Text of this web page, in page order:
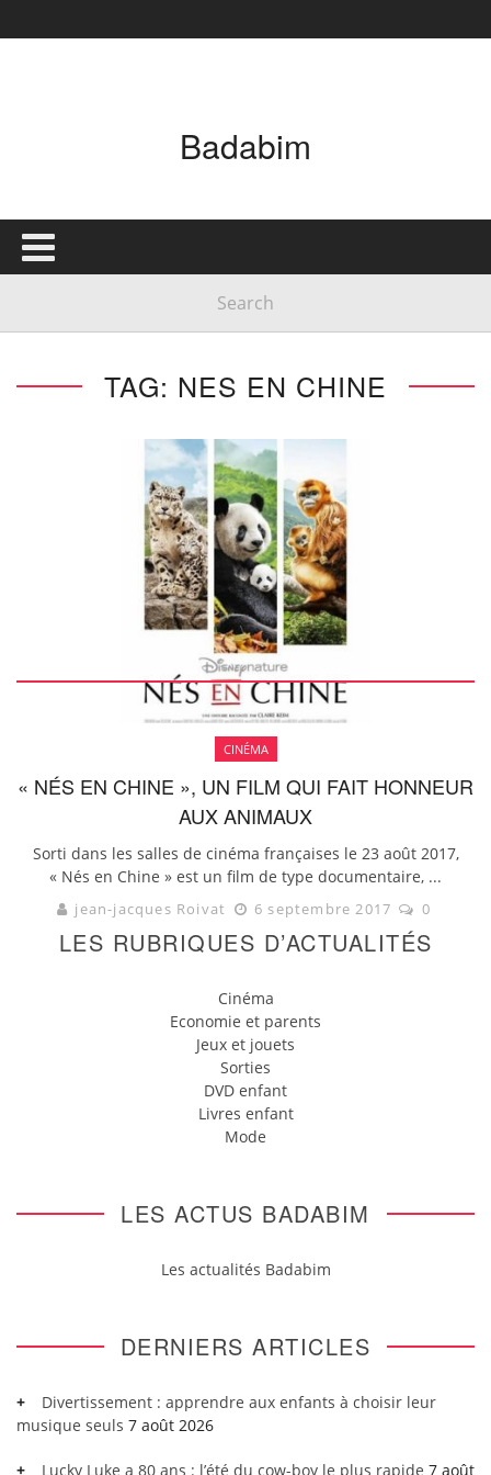
Badabim
TAG: NES EN CHINE
CINÉMA
« NÉS EN CHINE », UN FILM QUI FAIT HONNEUR
AUX ANIMAUX
Sorti dans les salles de cinéma françaises le 23 août 2017,
« Nés en Chine » est un film de type documentaire, ...
jean-jacques Roivat 6 septembre 2017 0
LES RUBRIQUES D’ACTUALITÉS
Cinéma
Economie et parents
Jeux et jouets
Sorties
DVD enfant
Livres enfant
Mode
LES ACTUS BADABIM
Les actualités Badabim
DERNIERS ARTICLES
Divertissement : apprendre aux enfants à choisir leur
musique seuls 7 août 2026
Lucky Luke a 80 ans : l’été du cow-boy le plus rapide 7 août